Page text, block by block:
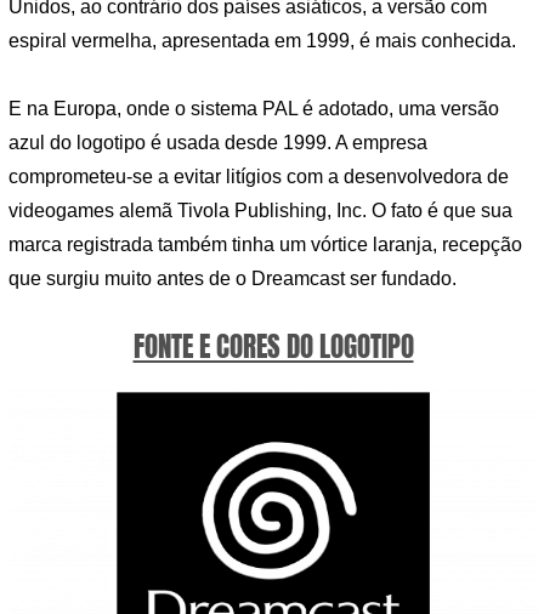
Unidos, ao contrário dos países asiáticos, a versão com
espiral vermelha, apresentada em 1999, é mais conhecida.
E na Europa, onde o sistema PAL é adotado, uma versão
azul do logotipo é usada desde 1999. A empresa
comprometeu-se a evitar litígios com a desenvolvedora de
videogames alemã Tivola Publishing, Inc. O fato é que sua
marca registrada também tinha um vórtice laranja, recepção
que surgiu muito antes de o Dreamcast ser fundado.
FONTE E CORES DO LOGOTIPO